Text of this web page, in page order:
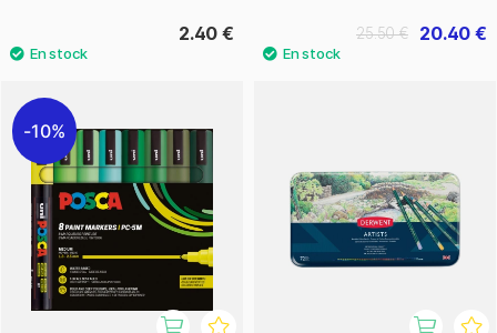
2.40 € 20.40 €
25.50 €
10%